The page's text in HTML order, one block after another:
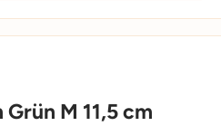
M 11,5 cm